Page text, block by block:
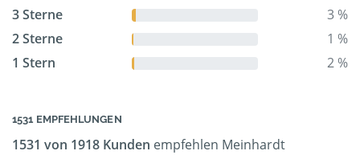
3 Sterne
3 %
2 Sterne
1 %
1 Stern
2 %
1531 EMPFEHLUNGEN
1531 von 1918 Kunden empfehlen Meinhardt